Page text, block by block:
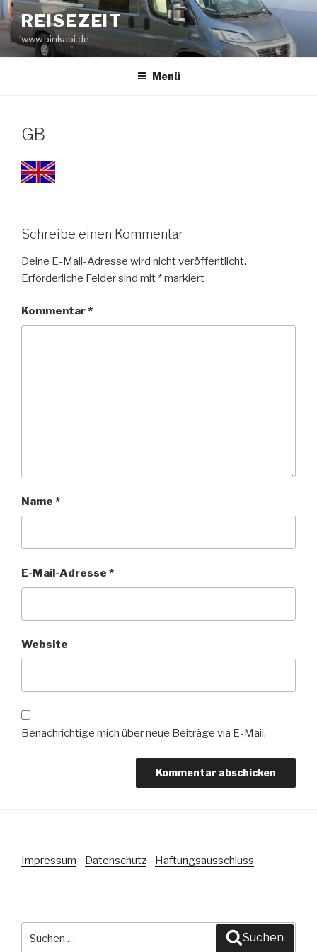
Zum
Inhalt
springen
REISEZEIT
www.binkabi.de
Menü
GB
Schreibe einen Kommentar
Deine E-Mail-Adresse wird nicht veröffentlicht.
Erforderliche Felder sind mit *markiert
Kommentar*
Name *
E-Mail-Adresse *
Website
Benachrichtige mich über neue Beiträge via E-Mail.
Impressum Datenschutz Haftungsausschluss
Suchen